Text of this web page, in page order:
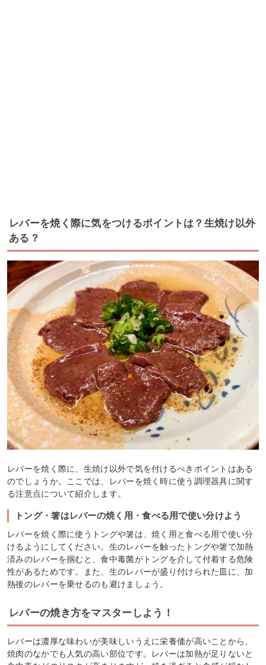
レバーを焼く際に気をつけるポイントは？生焼け以外
ある？
レバーを焼く際に、生焼け以外で気を付けるべきポイントはある
のでしょうか。ここでは、レバーを焼く時に使う調理器具に関す
る注意点について紹介します。
トング・箸はレバーの焼く用・食べる用で使い分けよう
レバーを焼く際に使うトングや箸は、焼く用と食べる用で使い分
けるようにしてください。生のレバーを触ったトングや箸で加熱
済みのレバーを掴むと、食中毒菌がトングを介して付着する危険
性があるためです。また、生のレバーが盛り付けられた皿に、加
熱後のレバーを乗せるのも避けましょう。
レバーの焼き方をマスターしよう！
レバーは濃厚な味わいが美味しいうえに栄養価が高いことから、
焼肉のなかでも人気の高い部位です。レバーは加熱が足りないと